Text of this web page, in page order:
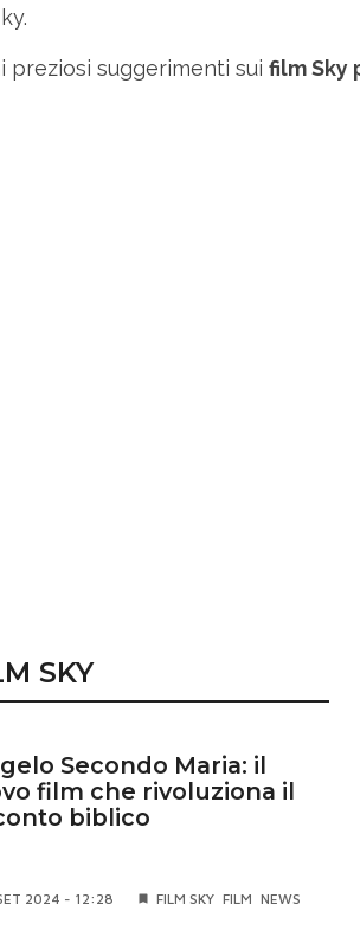
preziosi suggerimenti sui film Sky
SKY
Secondo Maria: il
film che rivoluziona il
biblico
2024 - 12:28 FILM SKY FILM NEWS